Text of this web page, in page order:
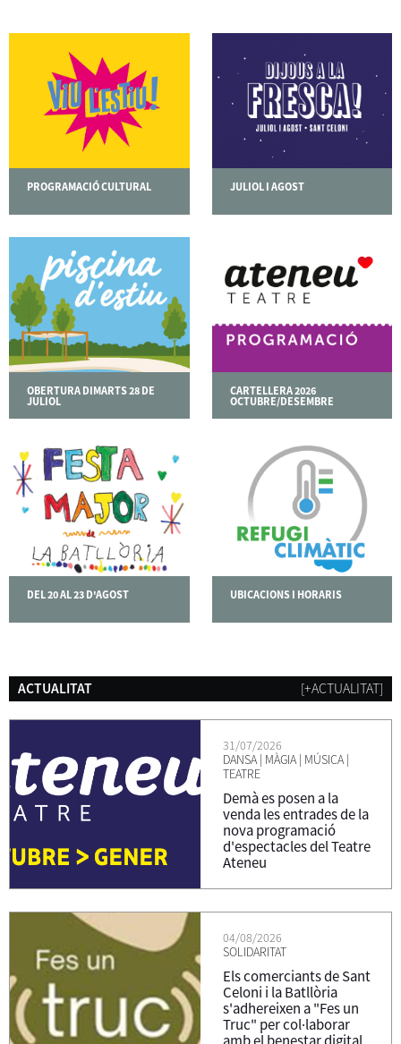
PROGRAMACIÓ CULTURAL JULIOL I AGOST
OBERTURA DIMARTS 28 DE
JULIOL
CARTELLERA 2026
OCTUBRE/DESEMBRE
DEL 20 AL 23 D'AGOST UBICACIONS I HORARIS
ACTUALITAT [+ACTUALITAT]
31/07/2026
DANSA | MÀGIA | MÚSICA |
TEATRE
Demà es posen a la
venda les entrades de la
nova programació
d'espectacles del Teatre
Ateneu
04/08/2026
SOLIDARITAT
Els comerciants de Sant
Celoni i la Batllòria
s'adhereixen a "Fes un
Truc" per col·laborar